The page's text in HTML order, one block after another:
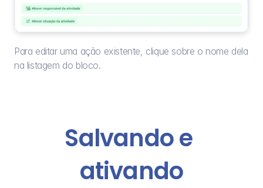
Para editar uma ação existente, clique sobre o nome dela
na listagem do bloco.
Salvando e
ativando